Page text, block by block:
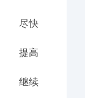
尽快
提高
继续